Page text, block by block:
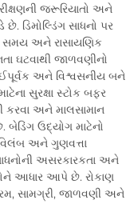
જરૂરિયાતો અને
છે. ડિમોલ્ડિંગ સાધનો પર
સમય અને રાસાયણિક
ઘટવાથી જાળવણીનો
અને વિશ્વસનીય બને
સુરક્ષા સ્ટોક બફર
કરવા અને માલસામાન
ઉદ્યોગ માટેનો
અને ગુણવત્તા
અસરકારકતા અને
આધાર આપે છે. રોકાણ
સામગ્રી, જાળવણી અને